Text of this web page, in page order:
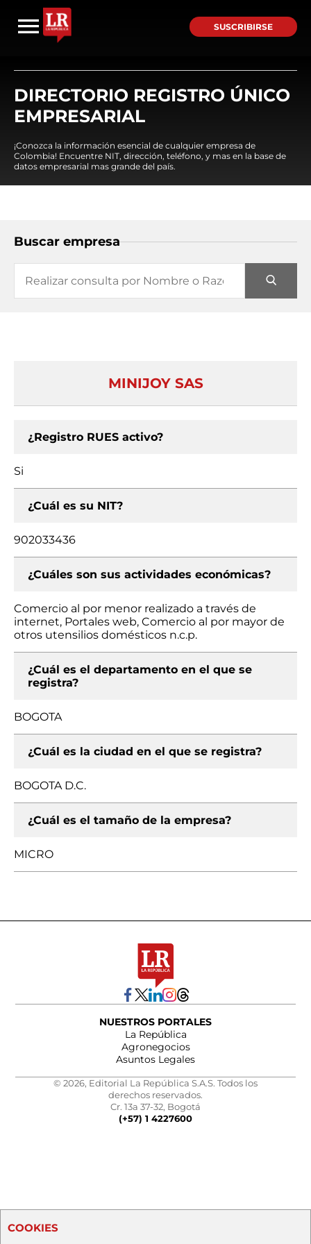
SUSCRIBIRSE
DIRECTORIO REGISTRO ÚNICO
EMPRESARIAL
¡Conozca la información esencial de cualquier empresa de
Colombia! Encuentre NIT, dirección, teléfono, y mas en la base de
datos empresarial mas grande del país.
Buscar empresa
MINIJOY SAS
¿Registro RUES activo?
Si
¿Cuál es su NIT?
902033436
¿Cuáles son sus actividades económicas?
Comercio al por menor realizado a través de
internet, Portales web, Comercio al por mayor de
otros utensilios domésticos n.c.p.
¿Cuál es el departamento en el que se
registra?
BOGOTA
¿Cuál es la ciudad en el que se registra?
BOGOTA D.C.
¿Cuál es el tamaño de la empresa?
MICRO
NUESTROS PORTALES
La República
Agronegocios
Asuntos Legales
© 2026, Editorial La República S.A.S. Todos los
derechos reservados.
Cr. 13a 37-32, Bogotá
(+57) 1 4227600
COOKIES